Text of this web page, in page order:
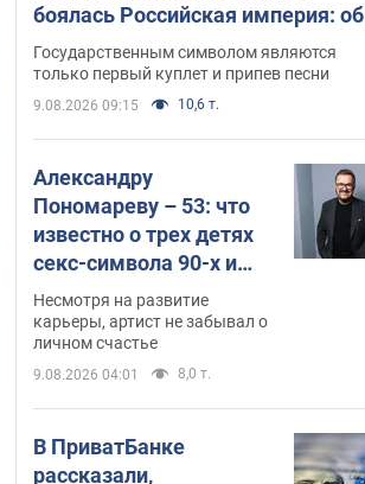
боялась Российская империя: об
этом не рассказывают в школе
Государственным символом являются
только первый куплет и припев песни
9.08.2026 09:15 10,6 т.
Александру
Пономареву – 53: что
известно о трех детях
секс-символа 90-х и
как они выглядят
Несмотря на развитие
карьеры, артист не забывал о
личном счастье
9.08.2026 04:01 8,0 т.
В ПриватБанке
рассказали,